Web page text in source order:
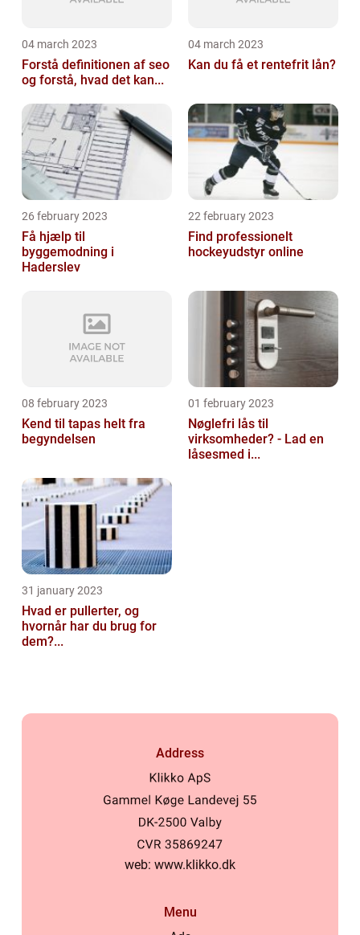
04 march 2023
Forstå definitionen af seo
og forstå, hvad det kan...
04 march 2023
Kan du få et rentefrit lån?
26 february 2023
Få hjælp til
byggemodning i
Haderslev
22 february 2023
Find professionelt
hockeyudstyr online
08 february 2023
Kend til tapas helt fra
begyndelsen
01 february 2023
Nøglefri lås til
virksomheder? - Lad en
låsesmed i...
31 january 2023
Hvad er pullerter, og
hvornår har du brug for
dem?...
Address
web: www.klikko.dk
Menu